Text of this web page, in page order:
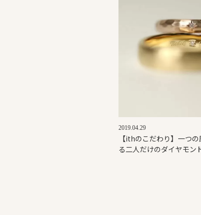
2019.04.29
【ithのこだわり】一つ
る二人だけのダイヤモン